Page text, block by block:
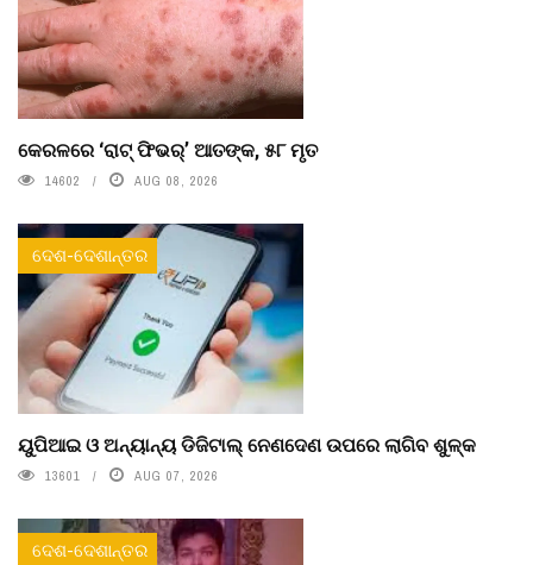
କେରଳରେ ‘ରାଟ୍ ଫିଭର୍’ ଆତଙ୍କ, ୫୮ ମୃତ
14602 AUG 08, 2026
ଦେଶ-ଦେଶାନ୍ତର
ୟୁପିଆଇ ଓ ଅନ୍ୟାନ୍ୟ ଡିଜିଟାଲ୍ ନେଣଦେଣ ଉପରେ ଲାଗିବ ଶୁଳ୍କ
13601 AUG 07, 2026
ଦେଶ-ଦେଶାନ୍ତର